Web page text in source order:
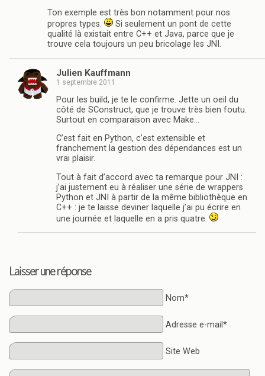
Ton exemple est très bon notamment pour nos
propres types.
Si seulement un pont de cette
qualité là existait entre C++ et Java, parce que je
trouve cela toujours un peu bricolage les JNI.
Julien Kauffmann
1 septembre 2011
Pour les build, je te le confirme. Jette un oeil du
côté de SConstruct, que je trouve très bien foutu.
Surtout en comparaison avec Make…
C’est fait en Python, c’est extensible et
franchement la gestion des dépendances est un
vrai plaisir.
Tout à fait d’accord avec ta remarque pour JNI :
j’ai justement eu à réaliser une série de wrappers
Python et JNI à partir de la même bibliothèque en
C++ : je te laisse deviner laquelle j’ai pu écrire en
une journée et laquelle en a pris quatre.
Laisser une réponse
Nom*
Adresse e-mail*
Site Web